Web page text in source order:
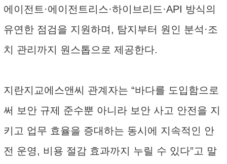
에이전트·에이전트리스·하이브리드·API 방식의
유연한 점검을 지원하며, 탐지부터 원인 분석·조
치 관리까지 원스톱으로 제공한다.
지란지교에스앤씨 관계자는 “바다를 도입함으로
써 보안 규제 준수뿐 아니라 보안 사고 안전을 지
키고 업무 효율을 증대하는 동시에 지속적인 안
전 운영, 비용 절감 효과까지 누릴 수 있다”고 말